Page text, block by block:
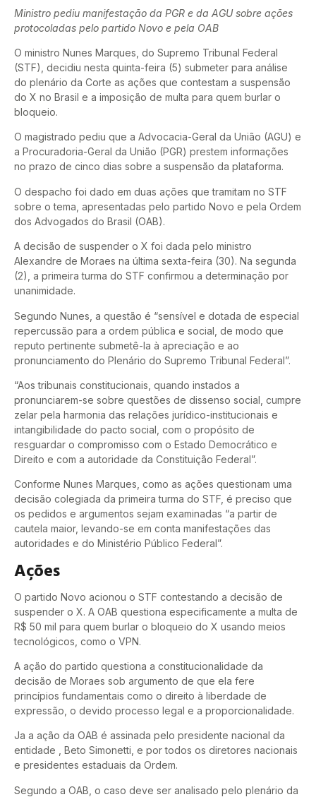
Ministro pediu manifestação da PGR e da AGU sobre ações
protocoladas pelo partido Novo e pela OAB
O ministro Nunes Marques, do Supremo Tribunal Federal
(STF), decidiu nesta quinta-feira (5) submeter para análise
do plenário da Corte as ações que contestam a suspensão
do X no Brasil e a imposição de multa para quem burlar o
bloqueio.
O magistrado pediu que a Advocacia-Geral da União (AGU) e
a Procuradoria-Geral da União (PGR) prestem informações
no prazo de cinco dias sobre a suspensão da plataforma.
O despacho foi dado em duas ações que tramitam no STF
sobre o tema, apresentadas pelo partido Novo e pela Ordem
dos Advogados do Brasil (OAB).
A decisão de suspender o X foi dada pelo ministro
Alexandre de Moraes na última sexta-feira (30). Na segunda
(2), a primeira turma do STF confirmou a determinação por
unanimidade.
Segundo Nunes, a questão é “sensível e dotada de especial
repercussão para a ordem pública e social, de modo que
reputo pertinente submetê-la à apreciação e ao
pronunciamento do Plenário do Supremo Tribunal Federal”.
“Aos tribunais constitucionais, quando instados a
pronunciarem-se sobre questões de dissenso social, cumpre
zelar pela harmonia das relações jurídico-institucionais e
intangibilidade do pacto social, com o propósito de
resguardar o compromisso com o Estado Democrático e
Direito e com a autoridade da Constituição Federal”.
Conforme Nunes Marques, como as ações questionam uma
decisão colegiada da primeira turma do STF, é preciso que
os pedidos e argumentos sejam examinadas “a partir de
cautela maior, levando-se em conta manifestações das
autoridades e do Ministério Público Federal”.
Ações
O partido Novo acionou o STF contestando a decisão de
suspender o X. A OAB questiona especificamente a multa de
R$ 50 mil para quem burlar o bloqueio do X usando meios
tecnológicos, como o VPN.
A ação do partido questiona a constitucionalidade da
decisão de Moraes sob argumento de que ela fere
princípios fundamentais como o direito à liberdade de
expressão, o devido processo legal e a proporcionalidade.
Ja a ação da OAB é assinada pelo presidente nacional da
entidade , Beto Simonetti, e por todos os diretores nacionais
e presidentes estaduais da Ordem.
Segundo a OAB, o caso deve ser analisado pelo plenário da